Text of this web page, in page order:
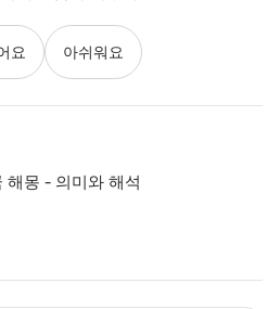
요 아쉬워요
해몽 - 의미와 해석